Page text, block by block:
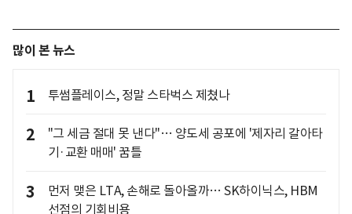
많이 본 뉴스
1 투썸플레이스, 정말 스타벅스 제쳤나
2
"그 세금 절대 못 낸다"… 양도세 공포에 '제자리 갈아타
기·교환 매매' 꿈틀
3
먼저 맺은 LTA, 손해로 돌아올까… SK하이닉스, HBM
선점의 기회비용